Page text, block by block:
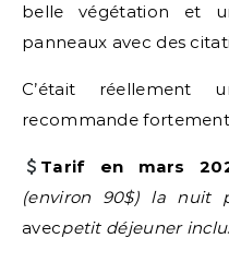
belle végétation et
panneaux avec des
C’était
recommande fortement.
Tarif en mars
(environ 90$)la nuit
avecpetit déjeuner